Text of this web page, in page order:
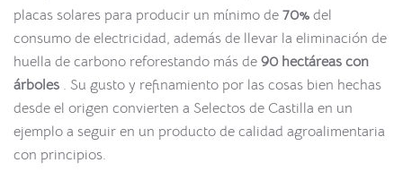
placas solares para producir un mínimo de 70% del
consumo de electricidad, además de llevar la eliminación de
huella de carbono reforestando más de 90 hectáreas con
árboles . Su gusto y refinamiento por las cosas bien hechas
desde el origen convierten a Selectos de Castilla en un
ejemplo a seguir en un producto de calidad agroalimentaria
con principios.